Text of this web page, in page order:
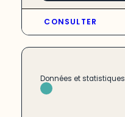
CONSULTER
Données et statistiques